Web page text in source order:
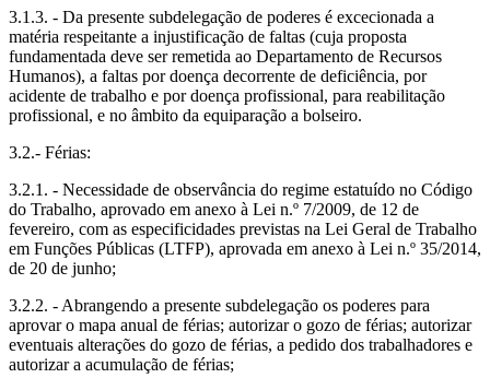
3.1.3. - Da presente subdelegação de poderes é excecionada a
matéria respeitante a injustificação de faltas (cuja proposta
fundamentada deve ser remetida ao Departamento de Recursos
Humanos), a faltas por doença decorrente de deficiência, por
acidente de trabalho e por doença profissional, para reabilitação
profissional, e no âmbito da equiparação a bolseiro.
3.2.- Férias:
3.2.1. - Necessidade de observância do regime estatuído no Código
do Trabalho, aprovado em anexo à Lei n.º 7/2009, de 12 de
fevereiro, com as especificidades previstas na Lei Geral de Trabalho
em Funções Públicas (LTFP), aprovada em anexo à Lei n.º 35/2014,
de 20 de junho;
3.2.2. - Abrangendo a presente subdelegação os poderes para
aprovar o mapa anual de férias; autorizar o gozo de férias; autorizar
eventuais alterações do gozo de férias, a pedido dos trabalhadores e
autorizar a acumulação de férias;